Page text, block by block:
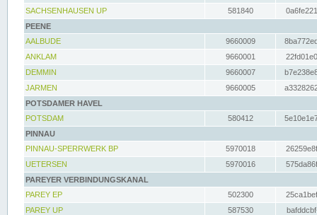
SACHSENHAUSEN UP
581840
PEENE
AALBUDE
9660009
ANKLAM
9660001
DEMMIN
9660007
JARMEN
9660005
POTSDAMER HAVEL
POTSDAM
580412
PINNAU
PINNAU-SPERRWERK BP
5970018
UETERSEN
5970016
PAREYER VERBINDUNGSKANAL
PAREY EP
502300
PAREY UP
587530